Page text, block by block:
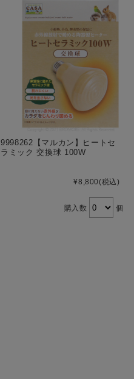
9998262【マルカン】ヒートセ
ラミック 交換球 100W
¥8,800(税込)
購入数 個